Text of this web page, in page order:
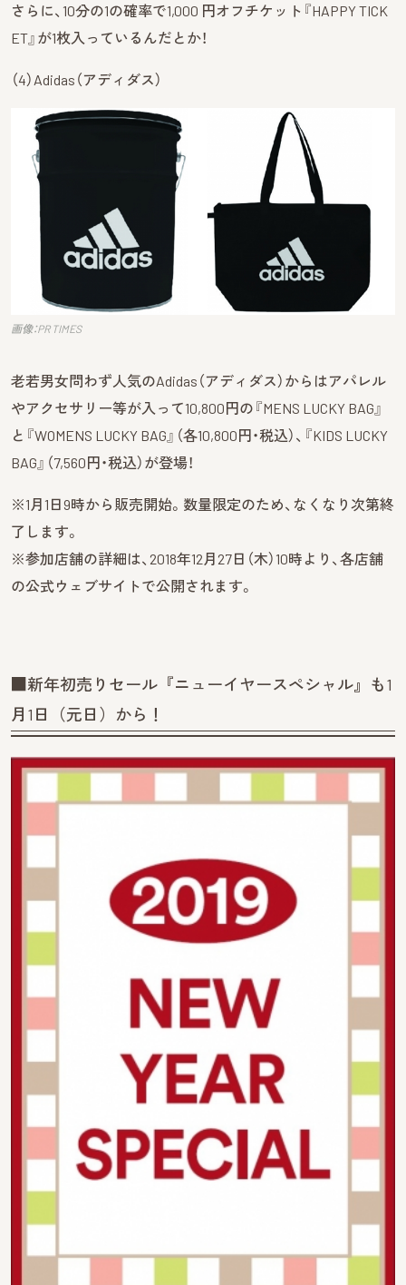
さらに、10分の1の確率で1,000 円オフチケット『HAPPY TICK
ET』が1枚入っているんだとか！
（4）Adidas（アディダス）
画像：PR TIMES
老若男女問わず人気のAdidas（アディダス）からはアパレル
やアクセサリー等が入って10,800円の『MENS LUCKY BAG』
と『WOMENS LUCKY BAG』（各10,800円・税込）、『KIDS LUCKY
BAG』（7,560円・税込）が登場！
※1月1日9時から販売開始。数量限定のため、なくなり次第終
了します。
※参加店舗の詳細は、2018年12月27日（木）10時より、各店舗
の公式ウェブサイトで公開されます。
■新年初売りセール『ニューイヤースペシャル』も1
月1日（元日）から！